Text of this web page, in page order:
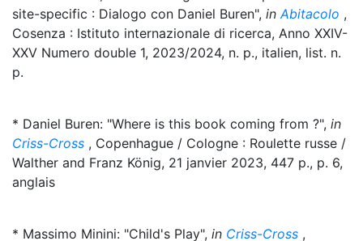
site-specific : Dialogo con Daniel Buren", in Abitacolo ,
Cosenza : Istituto internazionale di ricerca, Anno XXIV-
XXV Numero double 1, 2023/2024, n. p., italien, list. n.
p.
* Daniel Buren: "Where is this book coming from ?", in
Criss-Cross , Copenhague / Cologne : Roulette russe /
Walther and Franz König, 21 janvier 2023, 447 p., p. 6,
anglais
* Massimo Minini: "Child's Play", in Criss-Cross ,